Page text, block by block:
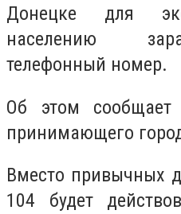
Донецке для
населению
телефонный номер.
Об этом
принимающего
Вместо привычных
104 будет